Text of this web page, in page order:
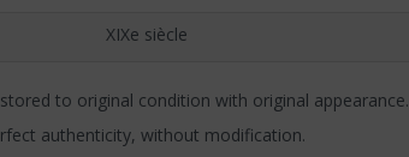
XIXe siècle
to original condition with original appearance.
authenticity, without modification.